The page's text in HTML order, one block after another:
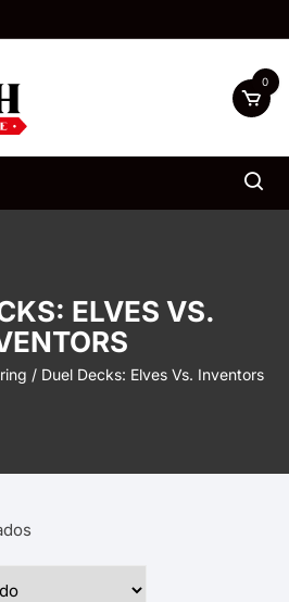
0
ELVES VS.
/ Duel Decks: Elves Vs. Inventors